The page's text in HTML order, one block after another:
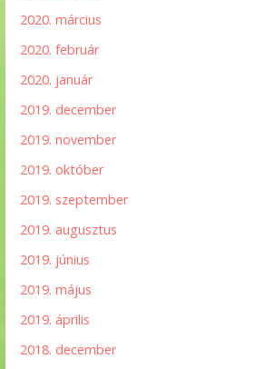
2020. március
2020. február
2020. január
2019. december
2019. november
2019. október
2019. szeptember
2019. augusztus
2019. június
2019. május
2019. április
2018. december